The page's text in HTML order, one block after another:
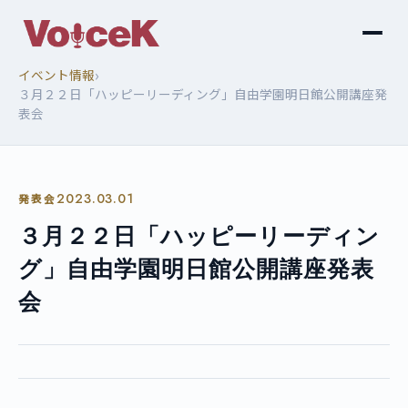
イベント情報›
３月２２日「ハッピーリーディング」自由学園明日館公開講座発
表会
発表会2023.03.01
３月２２日「ハッピーリーディン
グ」自由学園明日館公開講座発表
会